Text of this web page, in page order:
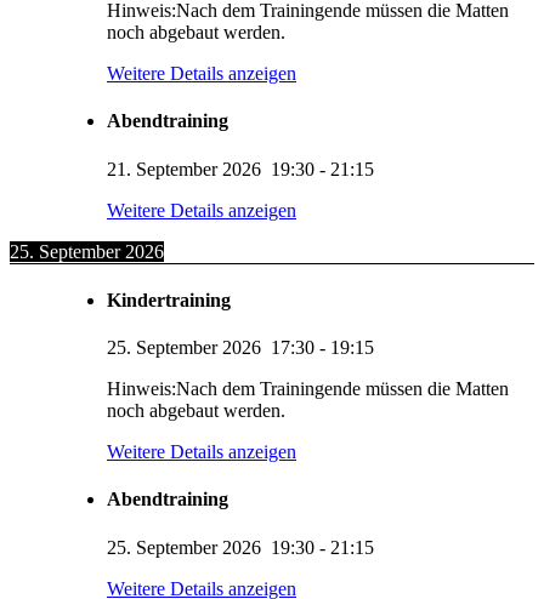
Hinweis:Nach dem Trainingende müssen die Matten
noch abgebaut werden.
Weitere Details anzeigen
Abendtraining
21. September 2026 19:30 - 21:15
Weitere Details anzeigen
25. September 2026
Kindertraining
25. September 2026 17:30 - 19:15
Hinweis:Nach dem Trainingende müssen die Matten
noch abgebaut werden.
Weitere Details anzeigen
Abendtraining
25. September 2026 19:30 - 21:15
Weitere Details anzeigen